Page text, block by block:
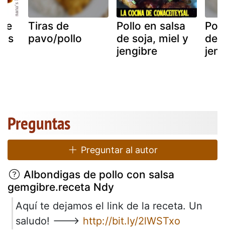
Tiras de
pavo/pollo
Pollo en salsa
de soja, miel y
jengibre
de
Preguntas
Preguntar al autor
Albondigas de pollo con salsa
gemgibre.receta Ndy
Aquí te dejamos el link de la receta. Un
saludo! ---> http://bit.ly/2lWSTxo